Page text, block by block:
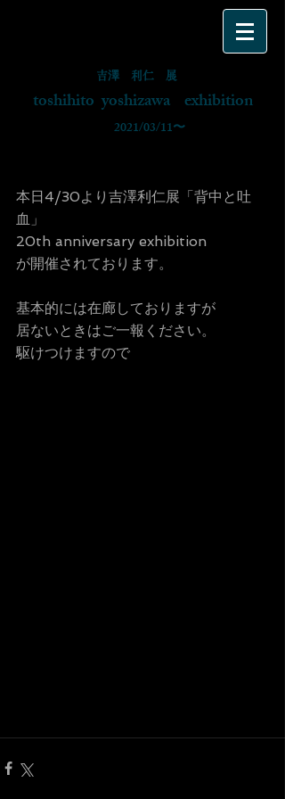
吉澤 利仁 展
toshihito yoshizawa exhibition
​ 2021/03/11〜
本日4/30より吉澤利仁展「背中と吐
血」
20th anniversary exhibition
が開催されております。
基本的には在廊しておりますが
居ないときはご一報ください。
駆けつけますので